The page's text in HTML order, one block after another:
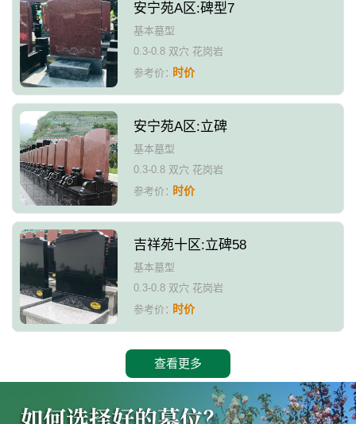
安宁苑A区:碑型7
基本墓型
0.3-0.8 双穴 花岗岩
参考价：时价
安宁苑A区:立碑
基本墓型
0.3-0.8 双穴 花岗岩
参考价：时价
吉祥苑十区:立碑58
基本墓型
0.3-0.8 双穴 花岗岩
参考价：时价
查看更多